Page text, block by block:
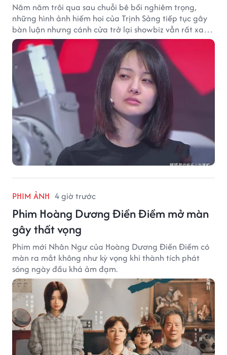
Năm năm trôi qua sau chuỗi bê bối nghiêm trọng,
những hình ảnh hiếm hoi của Trịnh Sảng tiếp tục gây
bàn luận nhưng cánh cửa trở lại showbiz vẫn rất xa
vời.
PHIM ẢNH 4 giờ trước
Phim Hoàng Dương Điền Điềm mở màn
gây thất vọng
Phim mới Nhân Ngư của Hoàng Dương Điền Điềm có
màn ra mắt không như kỳ vọng khi thành tích phát
sóng ngày đầu khá ảm đạm.